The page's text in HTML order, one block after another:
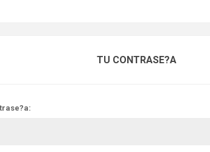
TU CONTRASE?A